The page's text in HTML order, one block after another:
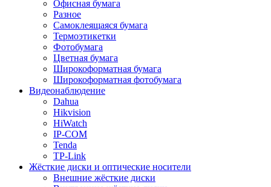
Офисная бумага
Разное
Самоклеящаяся бумага
Термоэтикетки
Фотобумага
Цветная бумага
Широкоформатная бумага
Широкоформатная фотобумага
Видеонаблюдение
Dahua
Hikvision
HiWatch
IP-COM
Tenda
TP-Link
Жёсткие диски и оптические носители
Внешние жёсткие диски